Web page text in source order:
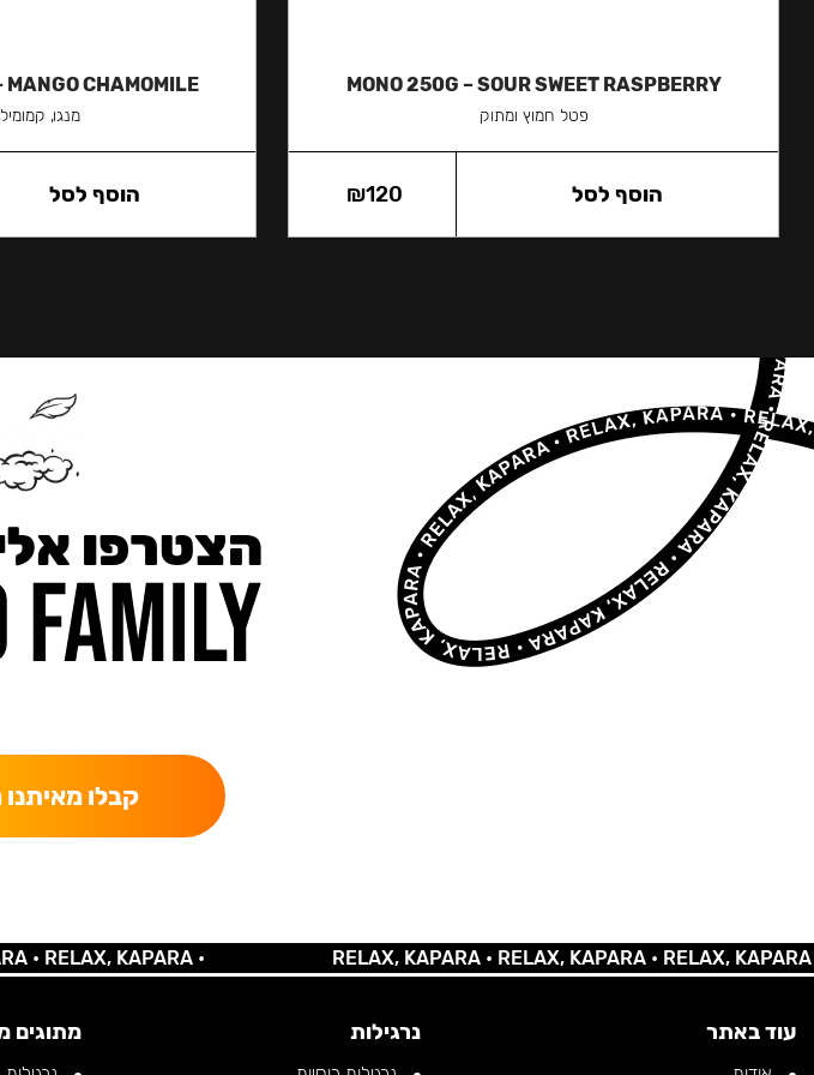
MONO 250G – SOUR SWEET RASPBERRY
פטל חמוץ ומתוק
₪120 הוסף לסל
CHAMOMILE
מנגו,
הוסף לסל
הצטרפו
קבלו
KAPARA • RELAX, KAPARA •RELAX, KAPARA •RELAX, KAPARA •
עוד באתר נרגילות מתוגים